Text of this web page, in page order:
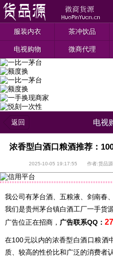
服装内衣 茶冲饮品
电视购物 微商代理
返回 电视
浓香型白酒口粮酒推荐：
2025-10-05 19:17:55 作者:货品
我公司有茅台酒、五粮液、剑南春
我们是贵州茅台镇白酒工厂一手货源
广告位正在招商， 广告联系QQ：
在100元以内的浓香型白酒口粮酒
质、较高的性价比和广泛的消费者